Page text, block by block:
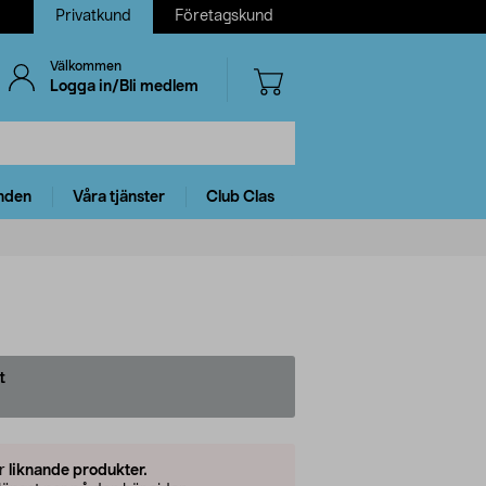
Privatkund Företagskund
Välkommen
Logga in/Bli medlem
Våra tjänster Club Clas
liknande produkter.